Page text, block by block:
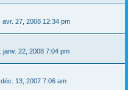
avr. 27, 2008 12:34 pm
janv. 22, 2008 7:04 pm
13, 2007 7:06 am